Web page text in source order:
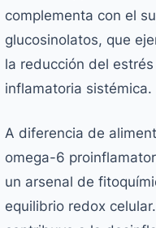
complementa con el
glucosinolatos, que
la reducción del
inflamatoria sistémica.
A diferencia de
omega-6
un arsenal de
equilibrio redox